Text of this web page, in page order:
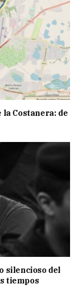
Costanera: de
silencioso del
tiempos